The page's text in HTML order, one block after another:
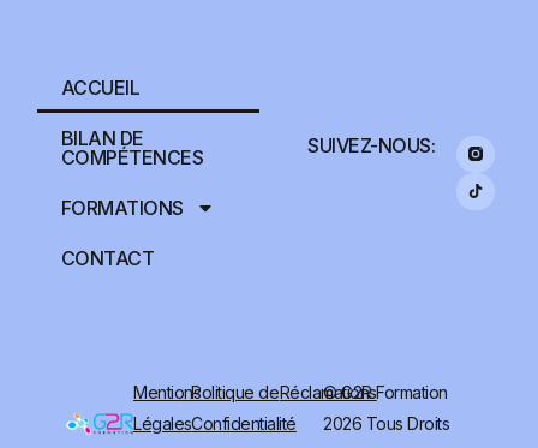
ACCUEIL
BILAN DE
COMPÉTENCES
FORMATIONS
CONTACT
SUIVEZ-NOUS:
Mentions
Légales
Politique de
Confidentialité
Réclamations
© G2R Formation
2026 Tous Droits